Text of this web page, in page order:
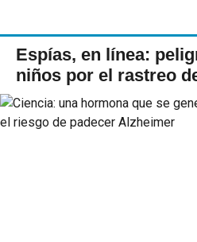
Espías, en línea:
niños por el rastreo